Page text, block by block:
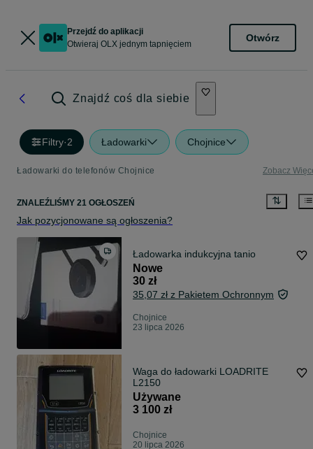
Przejdź do aplikacji
Otwieraj OLX jednym tapnięciem
Otwórz
Znajdź coś dla siebie
Filtry·2 Ładowarki Chojnice
Ładowarki do telefonów Chojnice Zobacz
ZNALEŹLIŚMY 21 OGŁOSZEŃ
Jak pozycjonowane są ogłoszenia?
Ładowarka indukcyjna tanio
Nowe
30 zł
35,07 zł z Pakietem Ochronnym
Chojnice
23 lipca 2026
Waga do ładowarki LOADRITE
L2150
Używane
3 100 zł
Chojnice
20 lipca 2026